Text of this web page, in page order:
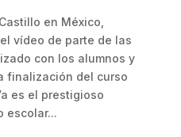
en México,
vídeo de parte de las
con los alumnos y
finalización del curso
es el prestigioso
escolar...